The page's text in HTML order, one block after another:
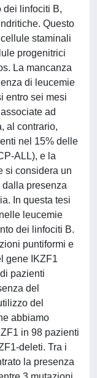
dei linfociti B,
Questo
staminali
progenitrici
La mancanza
di leucemie
entro sei mesi
ad
al contrario,
nel 15% delle
ALL), e la
si considera un
presenza
In questa tesi
leucemie
dei linfociti B.
puntiformi e
gene IKZF1
pazienti
del
del
abbiamo
in 98 pazienti
deleti. Tra i
la presenza